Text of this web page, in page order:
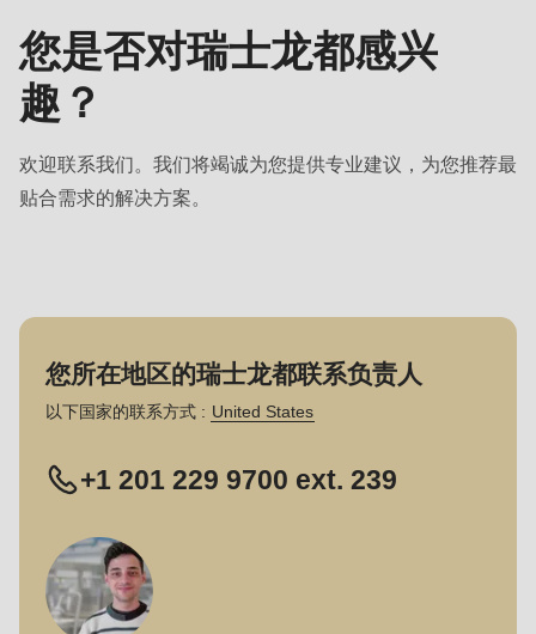
责
人
您是否对瑞士龙都感兴
趣？
欢迎联系我们。我们将竭诚为您提供专业建议，为您推荐最
贴合需求的解决方案。
您所在地区的瑞士龙都联系负责人
以下国家的联系方式 : United States
+1 201 229 9700 ext. 239